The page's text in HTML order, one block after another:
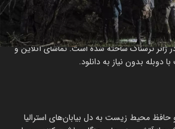
قصاب در سال 2022 در ژانر ترسناک ساخته شده است. تماشای آنلاین و
محیط زیست به دل بیابان‌های استرالیا